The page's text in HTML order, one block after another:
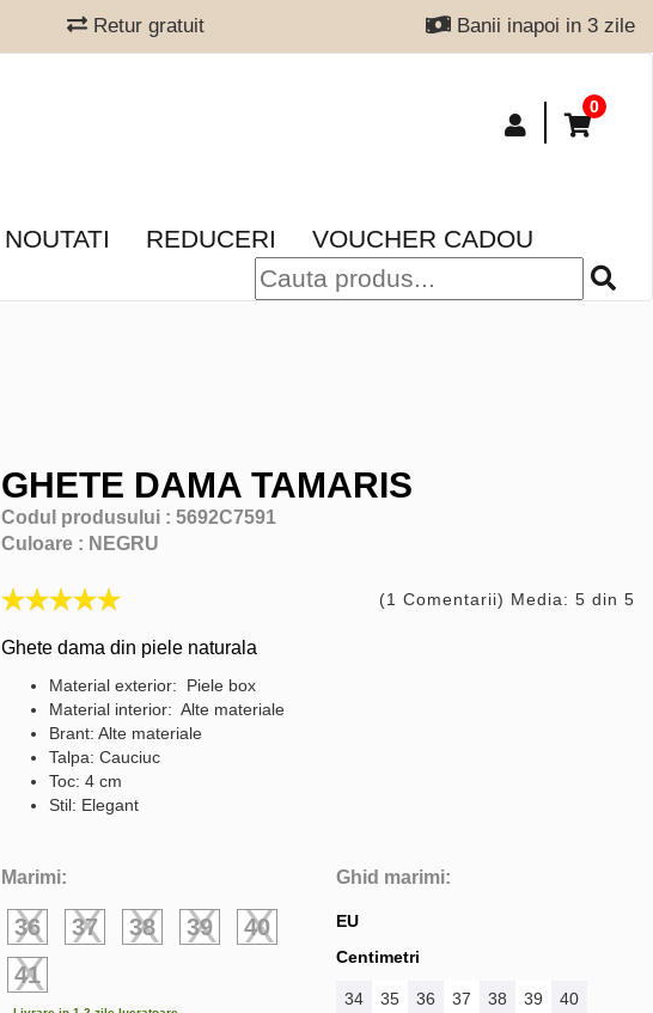
Retur gratuit Banii inapoi in 3 zile
0
NOUTATI REDUCERI VOUCHER CADOU
GHETE DAMA TAMARIS
Codul produsului : 5692C7591
Culoare : NEGRU
(1 Comentarii) Media: 5 din 5
Ghete dama din piele naturala
Material exterior: Piele box
Material interior: Alte materiale
Brant: Alte materiale
Talpa: Cauciuc
Toc: 4 cm
Stil: Elegant
Marimi:
36 37 38 39
40
41
Ghid marimi:
EU
Centimetri
34 35 36 37 38 39
40